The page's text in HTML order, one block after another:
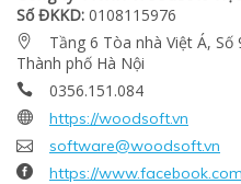
Số ĐKKD: 0108115976

Tầng 6 Tòa nhà Việt Á,
Thành phố Hà Nội
 0356.151.084
 https://woodsoft.vn
 software@woodsoft.vn
 https://